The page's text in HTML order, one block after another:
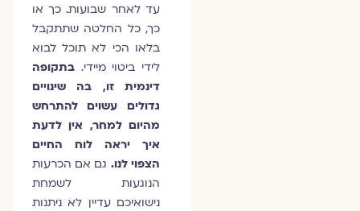
עד לאחר שבועות. כך או
כך, כל החלטה שתתקבל
בלאו הכי לא תוכל לבוא
לידי ביטוי מיידי.בתקופה
דינמית זו, בה שינויים
גדולים עשוים להתרחש
מהיום למחר, אין לדעת
איך יראה לוח החיים
הצפוי לנו.גם אם הכרעות
הנוגעות לשמחת
נישואיכם עדיין לא ניתנות